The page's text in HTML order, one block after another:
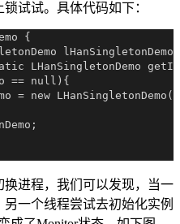
试试。具体代码如下：
{
lHanSingletonDemo
LHanSingletonDemo
== null){
= new
进程，我们可以发现，当一
一个线程尝试去初始化实例